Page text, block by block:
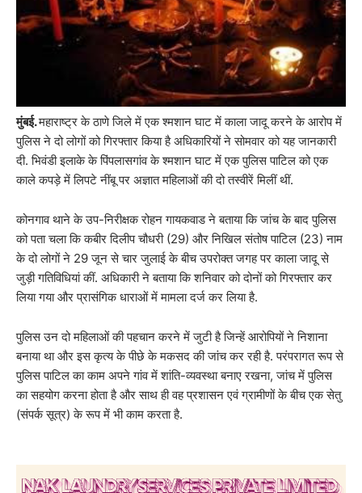
मुंबई.महाराष्ट्र के ठाणे जिले में एक श्मशान घाट में काला जादू करने के आरोप में
पुलिस ने दो लोगों को गिरफ्तार किया है अधिकारियों ने सोमवार को यह जानकारी
दी. भिवंडी इलाके के पिंपलासगांव के श्मशान घाट में एक पुलिस पाटिल को एक
काले कपड़े में लिपटे नींबू पर अज्ञात महिलाओं की दो तस्वीरें मिलीं थीं.
कोनगाव थाने के उप-निरीक्षक रोहन गायकवाड ने बताया कि जांच के बाद पुलिस
को पता चला कि कबीर दिलीप चौधरी (29) और निखिल संतोष पाटिल (23) नाम
के दो लोगों ने 29 जून से चार जुलाई के बीच उपरोक्त जगह पर काला जादू से
जुड़ी गतिविधियां कीं. अधिकारी ने बताया कि शनिवार को दोनों को गिरफ्तार कर
लिया गया और प्रासंगिक धाराओं में मामला दर्ज कर लिया है.
पुलिस उन दो महिलाओं की पहचान करने में जुटी है जिन्हें आरोपियों ने निशाना
बनाया था और इस कृत्य के पीछे के मकसद की जांच कर रही है. परंपरागत रूप से
पुलिस पाटिल का काम अपने गांव में शांति-व्यवस्था बनाए रखना, जांच में पुलिस
का सहयोग करना होता है और साथ ही वह प्रशासन एवं ग्रामीणों के बीच एक सेतु
(संपर्क सूत्र) के रूप में भी काम करता है.